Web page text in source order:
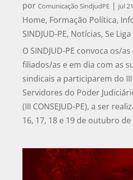
por Comunicação SindjudPE| jul
Home, Formação Política,
SINDJUD-PE, Notícias, Se
O SINDJUD-PE convoca os/
filiados/as e em dia com as
sindicais a participarem do
Servidores do Poder
(III CONSEJUD-PE), a ser
16, 17, 18 e 19 de outubro de